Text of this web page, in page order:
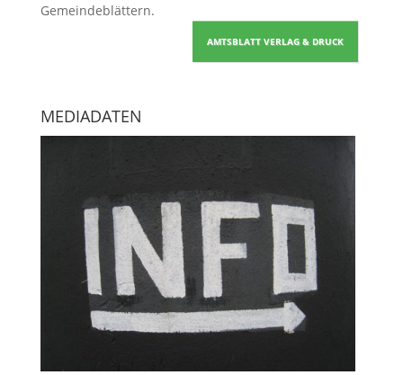
Gemeindeblättern.
AMTSBLATT VERLAG & DRUCK
MEDIADATEN